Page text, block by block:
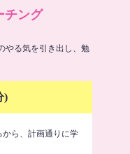
チング
やる気を引き出し、勉
)
ら、計画通りに学